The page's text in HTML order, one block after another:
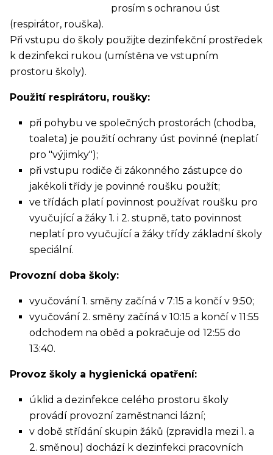
prosím s ochranou úst
(respirátor, rouška).
Při vstupu do školy použijte dezinfekční prostředek
k dezinfekci rukou (umístěna ve vstupním
prostoru školy).
Použití respirátoru, roušky:
při pohybu ve společných prostorách (chodba,
toaleta) je použití ochrany úst povinné (neplatí
pro "výjimky");
při vstupu rodiče či zákonného zástupce do
jakékoli třídy je povinné roušku použít;
ve třídách platí povinnost používat roušku pro
vyučující a žáky 1. i 2. stupně, tato povinnost
neplatí pro vyučující a žáky třídy základní školy
speciální.
Provozní doba školy:
vyučování 1. směny začíná v 7:15 a končí v 9:50;
vyučování 2. směny začíná v 10:15 a končí v 11:55
odchodem na oběd a pokračuje od 12:55 do
13:40.
Provoz školy a hygienická opatření:
úklid a dezinfekce celého prostoru školy
provádí provozní zaměstnanci lázní;
v době střídání skupin žáků (zpravidla mezi 1. a
2. směnou) dochází k dezinfekci pracovních